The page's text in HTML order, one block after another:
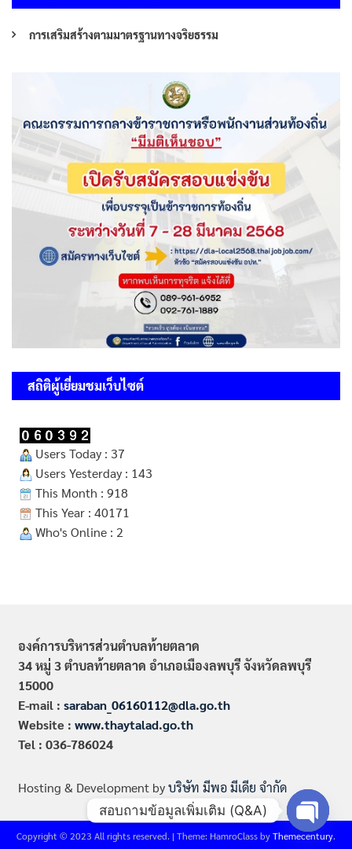
การเสริมสร้างตามมาตรฐานทางจริยธรรม
สถิติผู้เยี่ยมชมเว็บไซต์
Users Today : 37
Users Yesterday : 143
This Month : 918
This Year : 40171
Who's Online : 2
องค์การบริหารส่วนตำบลท้ายตลาด
34 หมู่ 3 ตำบลท้ายตลาด อำเภอเมืองลพบุรี จังหวัดลพบุรี
15000
E-mail : saraban_06160112@dla.go.th
Website : www.thaytalad.go.th
Tel : 036-786024
Hosting & Development byบริษัท มีพอ มีเดีย จำกัด
Copyright © 2023 All rights reserved. | Theme: HamroClass byThemecentury.
สอบถามข้อมูลเพิ่มเติม (Q&A)
Open